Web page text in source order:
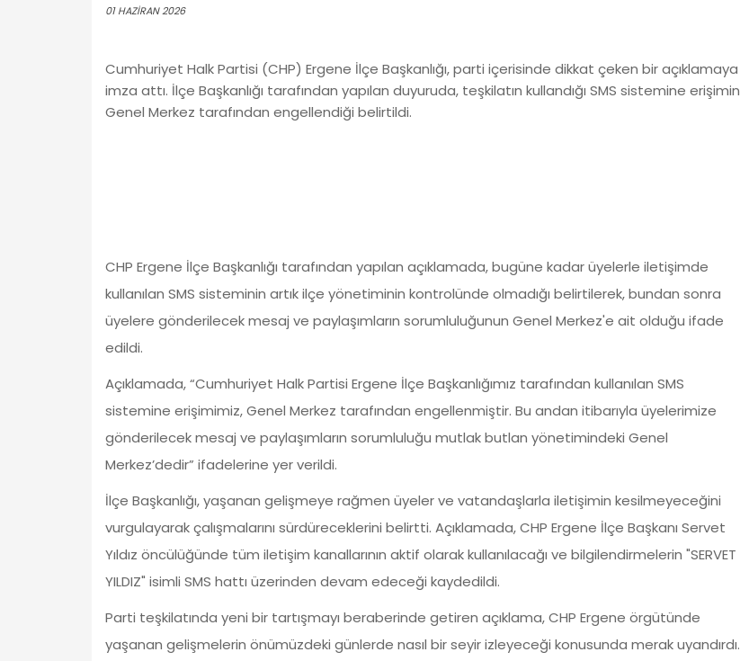
01 HAZIRAN 2026
Cumhuriyet Halk Partisi (CHP) Ergene İlçe Başkanlığı, parti içerisinde dikkat çeken bir açıklamaya
imza attı. İlçe Başkanlığı tarafından yapılan duyuruda, teşkilatın kullandığı SMS sistemine erişimin
Genel Merkez tarafından engellendiği belirtildi.
CHP Ergene İlçe Başkanlığı tarafından yapılan açıklamada, bugüne kadar üyelerle iletişimde
kullanılan SMS sisteminin artık ilçe yönetiminin kontrolünde olmadığı belirtilerek, bundan sonra
üyelere gönderilecek mesaj ve paylaşımların sorumluluğunun Genel Merkez'e ait olduğu ifade
edildi.
Açıklamada, “Cumhuriyet Halk Partisi Ergene İlçe Başkanlığımız tarafından kullanılan SMS
sistemine erişimimiz, Genel Merkez tarafından engellenmiştir. Bu andan itibarıyla üyelerimize
gönderilecek mesaj ve paylaşımların sorumluluğu mutlak butlan yönetimindeki Genel
Merkez’dedir” ifadelerine yer verildi.
İlçe Başkanlığı, yaşanan gelişmeye rağmen üyeler ve vatandaşlarla iletişimin kesilmeyeceğini
vurgulayarak çalışmalarını sürdüreceklerini belirtti. Açıklamada, CHP Ergene İlçe Başkanı Servet
Yıldız öncülüğünde tüm iletişim kanallarının aktif olarak kullanılacağı ve bilgilendirmelerin "SERVET
YILDIZ" isimli SMS hattı üzerinden devam edeceği kaydedildi.
Parti teşkilatında yeni bir tartışmayı beraberinde getiren açıklama, CHP Ergene örgütünde
yaşanan gelişmelerin önümüzdeki günlerde nasıl bir seyir izleyeceği konusunda merak uyandırdı.